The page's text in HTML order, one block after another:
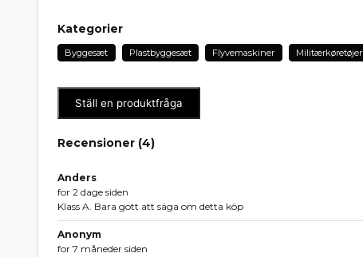
Kategorier
Byggesæt Plastbyggesæt Flyvemaskiner Militærkøretøjer
Ställ en produktfråga
Recensioner (4)
Anders
for 2 dage siden
Klass A. Bara gott att säga om detta köp
Anonym
for 7 måneder siden